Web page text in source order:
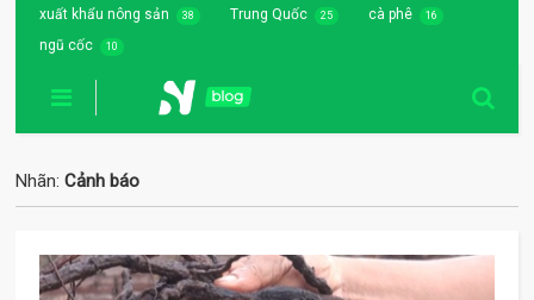
xuất khẩu nông sản 38 Trung Quốc 25 cà phê 16
ngũ cốc 10
Nhãn:Cảnh báo